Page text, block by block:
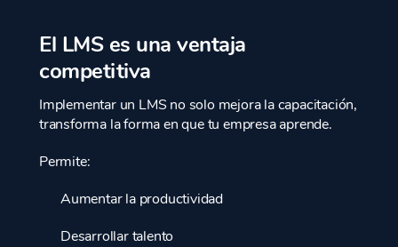
El LMS es una ventaja
competitiva
Implementar un LMS no solo mejora la capacitación,
transforma la forma en que tu empresa aprende.
Permite:
Aumentar la productividad
Desarrollar talento